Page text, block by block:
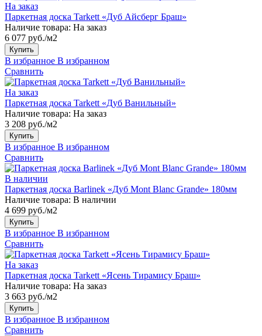
На заказ
Паркетная доска Tarkett «Дуб Айсберг Браш»
Наличие товара: На заказ
6 077 руб./м2
Купить
В избранное В избранном
Сравнить
На заказ
Паркетная доска Tarkett «Дуб Ванильный»
Наличие товара: На заказ
3 208 руб./м2
Купить
В избранное В избранном
Сравнить
В наличии
Паркетная доска Barlinek «Дуб Mont Blanc Grande» 180мм
Наличие товара: В наличии
4 699 руб./м2
Купить
В избранное В избранном
Сравнить
На заказ
Паркетная доска Tarkett «Ясень Тирамису Браш»
Наличие товара: На заказ
3 663 руб./м2
Купить
В избранное В избранном
Сравнить